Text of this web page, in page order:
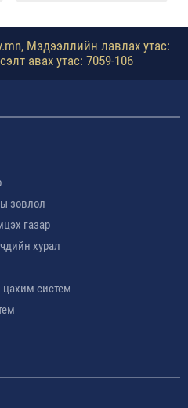
Мэдээллийн лавлах утас:
авах утас: 7059-106
зөвлөл
газар
хурал
систем